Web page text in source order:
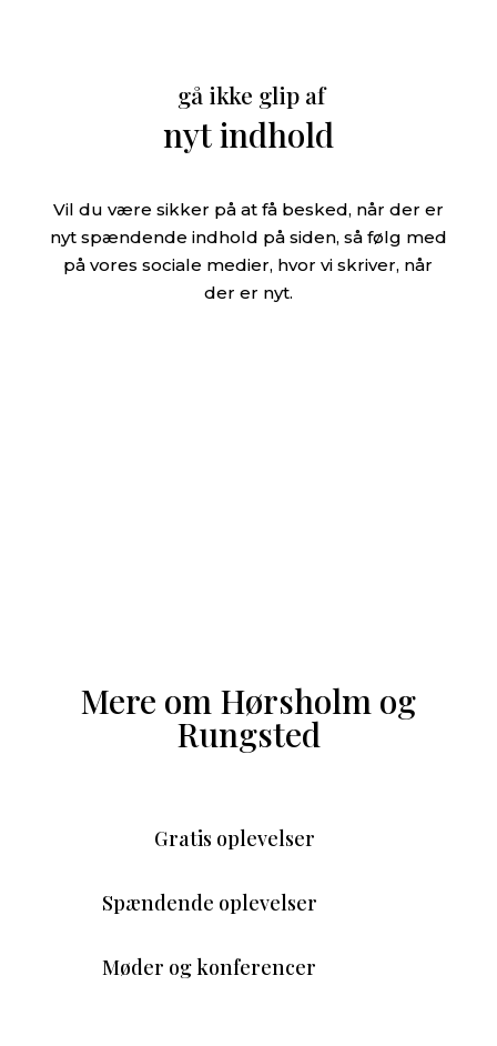
gå ikke glip af
nyt indhold
Vil du være sikker på at få besked, når der er
nyt spændende indhold på siden, så følg med
på vores sociale medier, hvor vi skriver, når
der er nyt.
Mere om Hørsholm og
Rungsted
Gratis oplevelser
Spændende oplevelser
Møder og konferencer